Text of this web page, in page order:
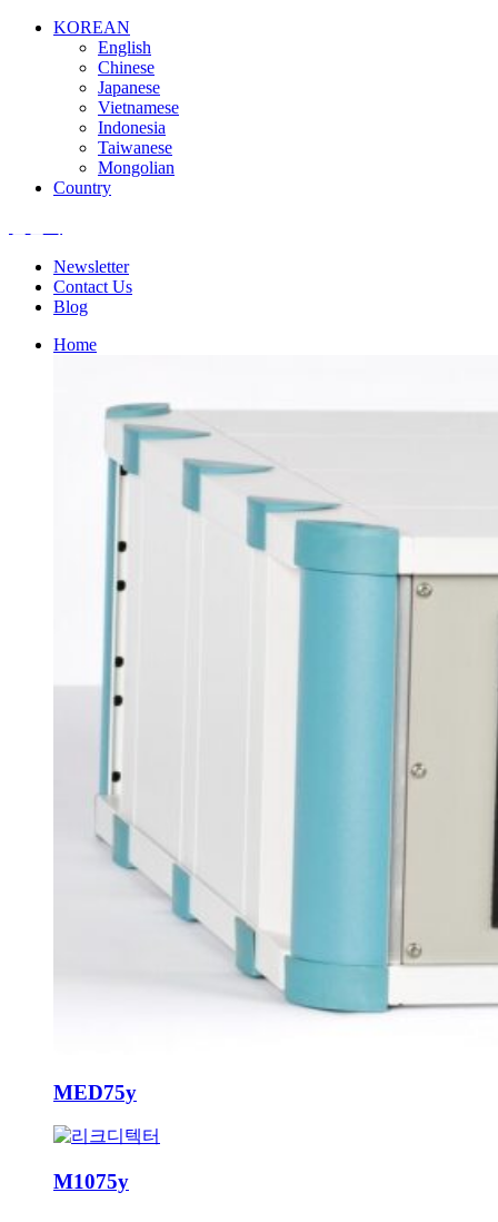
KOREAN
English
Chinese
Japanese
Vietnamese
Indonesia
Taiwanese
Mongolian
Country
Newsletter
Contact Us
Blog
Home
MED75y
M1075y